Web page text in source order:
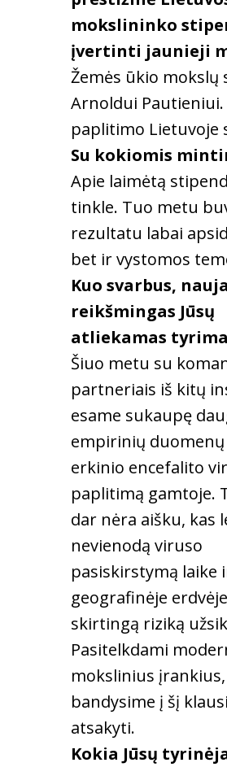
mokslininko
įvertinti jaunieji
Žemės ūkio
Arnoldui
paplitimo Lietuvoje
Su kokiomis
Apie laimėtą
tinkle. Tuo metu
rezultatu labai
bet ir vystomos
Kuo svarbus,
reikšmingas Jūsų
atliekamas
Šiuo metu su
partneriais iš kitų
esame sukaupę
empirinių duomenų
erkinio encefalito
paplitimą gamtoje.
dar nėra aišku, kas
nevienodą viruso
pasiskirstymą laike
geografinėje
skirtingą riziką
Pasitelkdami
mokslinius įrankius,
bandysime į šį
atsakyti.
Kokia Jūsų